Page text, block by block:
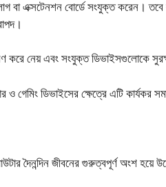
বা এক্সটেনশন বোর্ডে সংযুক্ত করেন। তবে
করে নেয় এবং সংযুক্ত ডিভাইসগুলোকে
গেমিং ডিভাইসের ক্ষেত্রে এটি কার্যকর
দৈনন্দিন জীবনের গুরুত্বপূর্ণ অংশ হয়ে